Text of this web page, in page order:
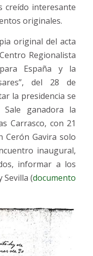
creído interesante
originales.
original del acta
Regionalista
España y la
del 28 de
la presidencia se
Sale ganadora la
Carrasco, con 21
Cerón Gavira solo
inaugural,
informar a los
Sevilla (documento